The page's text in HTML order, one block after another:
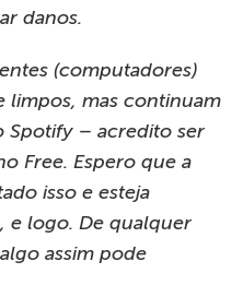
danos.
(computadores)
limpos, mas continuam
Spotify – acredito ser
Free. Espero que a
isso e esteja
e logo. De qualquer
assim pode